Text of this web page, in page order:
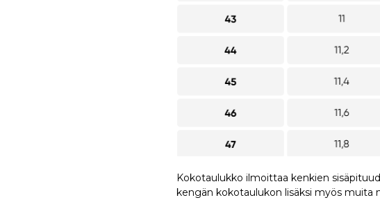
Kokotaulukko ilmoittaa kenkien
kengän kokotaulukon lisäksi myös muita